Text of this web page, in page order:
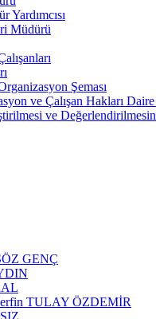
Müdürü
Şeması
ve Çalışan Hakları Daire
ve
GENÇ
TULAY ÖZDEMİR